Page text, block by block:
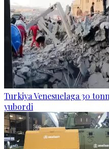
Turkiya Venesuelaga 30
yubordi